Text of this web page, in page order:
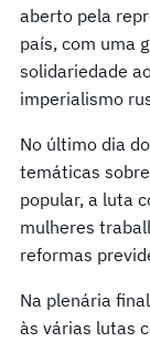
aberto pela
país, com uma
solidariedade
imperialismo
No último dia
temáticas
popular, a luta
mulheres
reformas
Na plenária
às várias lutas